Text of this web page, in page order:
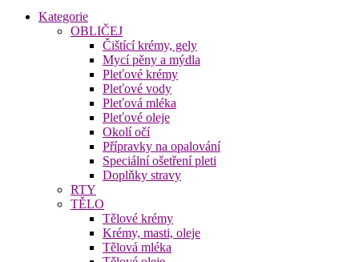
Kategorie
OBLIČEJ
Čištící krémy, gely
Mycí pěny a mýdla
Pleťové krémy
Pleťové vody
Pleťová mléka
Pleťové oleje
Okolí očí
Přípravky na opalování
Speciální ošetření pleti
Doplňky stravy
RTY
TĚLO
Tělové krémy
Krémy, masti, oleje
Tělová mléka